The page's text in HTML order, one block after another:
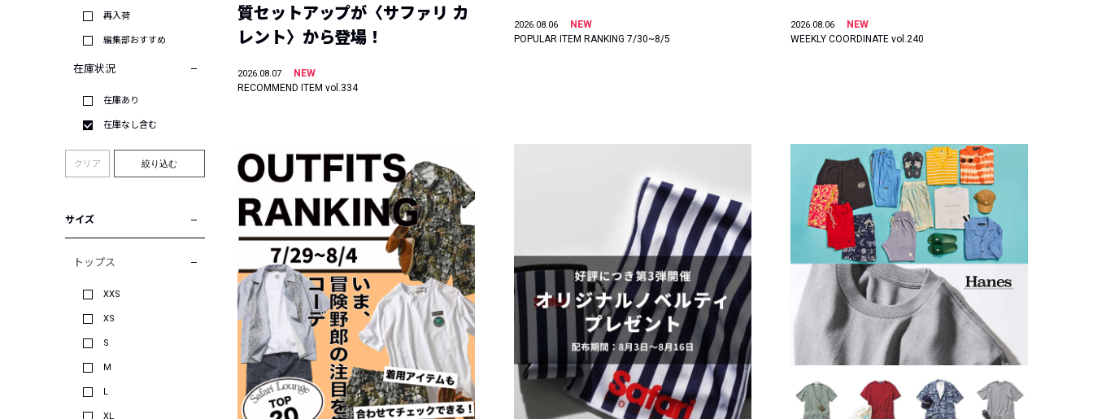
再入荷
編集部おすすめ
在庫状況
在庫あり
在庫なし含む
クリア 絞り込む
サイズ
トップス
XXS
XS
S
M
L
XL
質セットアップが〈サファリ カ
レント〉から登場！
2026.08.07
NEW
RECOMMEND ITEM vol.334
2026.08.06
NEW
POPULAR ITEM RANKING 7/30~8/5
2026.08.06
NEW
WEEKLY COORDINATE vol.240